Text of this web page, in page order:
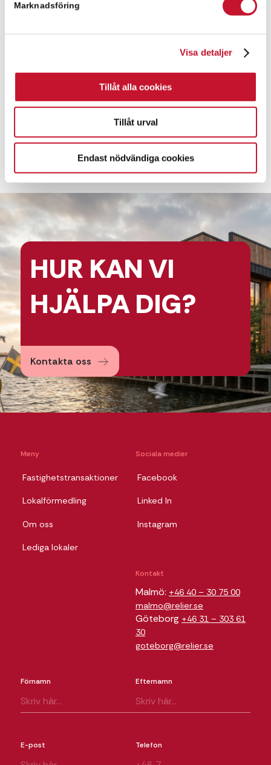
Marknadsföring
Visa detaljer
Tillåt alla cookies
Tillåt urval
Endast nödvändiga cookies
Kontaktperson för frågor
mark.silfver@relier.se
HUR KAN VI
HJÄLPADIG?
Kontakta oss
Meny
Fastighetstransaktioner
Lokalförmedling
Om oss
Lediga lokaler
Sociala medier
Facebook
Linked In
Instagram
Kontakt
Malmö: +46 40 – 30 75 00
malmo@relier.se
Göteborg +46 31 – 303 61
30
goteborg@relier.se
Förnamn Efternamn
E-post Telefon